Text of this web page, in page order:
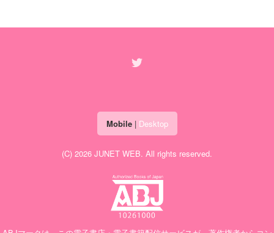
Mobile| Desktop
(C) 2026 JUNET WEB. All rights reserved.